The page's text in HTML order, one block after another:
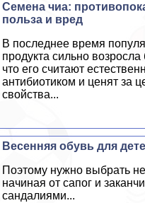
Семена чиа:
польза и вред
В последнее время
продукта сильно возросла
что его считают
антибиотиком и ценят за
свойства...
Весенняя обувь для
Поэтому нужно выбрать
начиная от сапог и
сандалиями...